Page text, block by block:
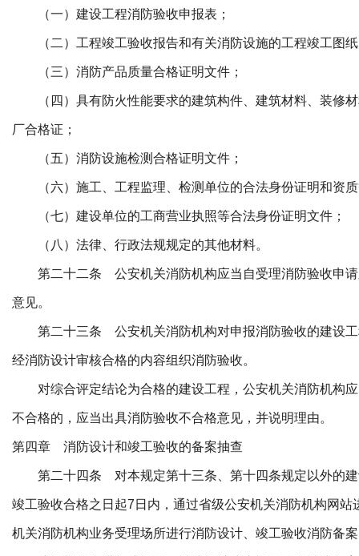
（一）建设工程消防验收申报表；
（二）工程竣工验收报告和有关消防设施的工程竣工图
（三）消防产品质量合格证明文件；
（四）具有防火性能要求的建筑构件、建筑材料、装修材
厂合格证；
（五）消防设施检测合格证明文件；
（六）施工、工程监理、检测单位的合法身份证明和资质
（七）建设单位的工商营业执照等合法身份证明文件；
（八）法律、行政法规规定的其他材料。
第二十二条 公安机关消防机构应当自受理消防验收申请
意见。
第二十三条 公安机关消防机构对申报消防验收的建设工
经消防设计审核合格的内容组织消防验收。
对综合评定结论为合格的建设工程，公安机关消防机构应
不合格的，应当出具消防验收不合格意见，并说明理由。
第四章 消防设计和竣工验收的备案抽查
第二十四条 对本规定第十三条、第十四条规定以外的建
竣工验收合格之日起7日内，通过省级公安机关消防机构网
机关消防机构业务受理场所进行消防设计、竣工验收消防备